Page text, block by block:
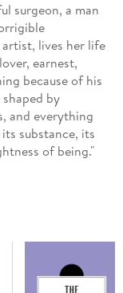
surgeon, a man
lives her life
earnest,
because of his
by
and everything
substance, its
of being."
of human